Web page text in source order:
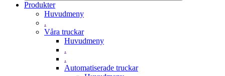
Produkter
Huvudmeny
.
Våra truckar
Huvudmeny
.
.
Automatiserade truckar